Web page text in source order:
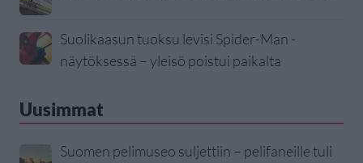
Suolikaasun tuoksu levisi Spider-Man -
näytöksessä – yleisö poistui paikalta
Uusimmat
Suomen pelimuseo suljettiin – pelifaneille tuli